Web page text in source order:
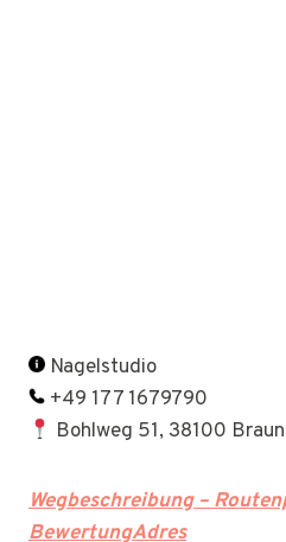
Nagelstudio
+49 177 1679790
Bohlweg 51, 38100
Wegbeschreibung –
BewertungAdres